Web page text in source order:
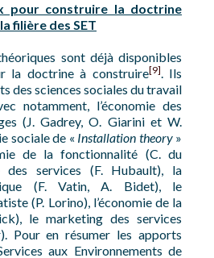
pour construire la doctrine
filière des SET
sont déjà disponibles
la doctrine à construire[9]. Ils
des sciences sociales du travail
notamment, l’économie des
(J. Gadrey, O. Giarini et W.
sociale de « Installation theory»
de la fonctionnalité (C. du
des services (F. Hubault), la
(F. Vatin, A. Bidet), le
(P. Lorino), l’économie de la
le marketing des services
Pour en résumer les apports
aux Environnements de